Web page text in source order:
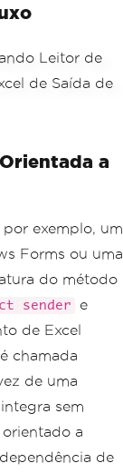
a
exemplo, um
Forms ou uma
do método
sender e
de Excel
chamada
de uma
sem
a
de